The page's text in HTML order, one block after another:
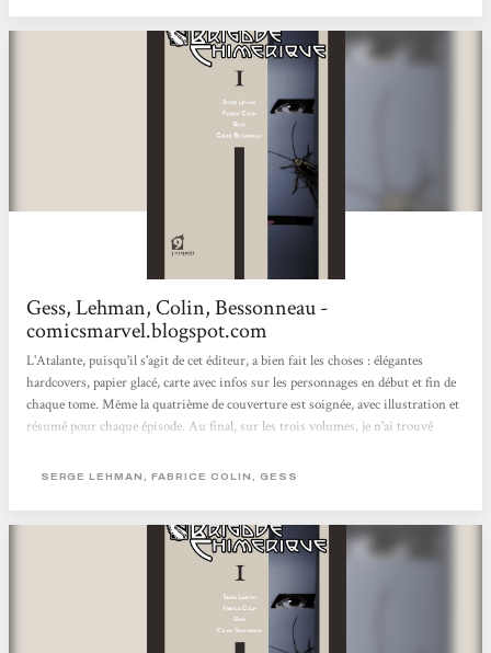
Gess, Lehman, Colin, Bessonneau -
comicsmarvel.blogspot.com
L'Atalante, puisqu'il s'agit de cet éditeur, a bien fait les choses : élégantes
hardcovers, papier glacé, carte avec infos sur les personnages en début et fin de
chaque tome. Même la quatrième de couverture est soignée, avec illustration et
résumé pour chaque épisode. Au final, sur les trois volumes, je n'ai trouvé
case, au niveau du lettrage. Autant dire rien du tout en comparaison de certains
ancrée dans l'Histoire et les...
SERGE LEHMAN, FABRICE COLIN, GESS